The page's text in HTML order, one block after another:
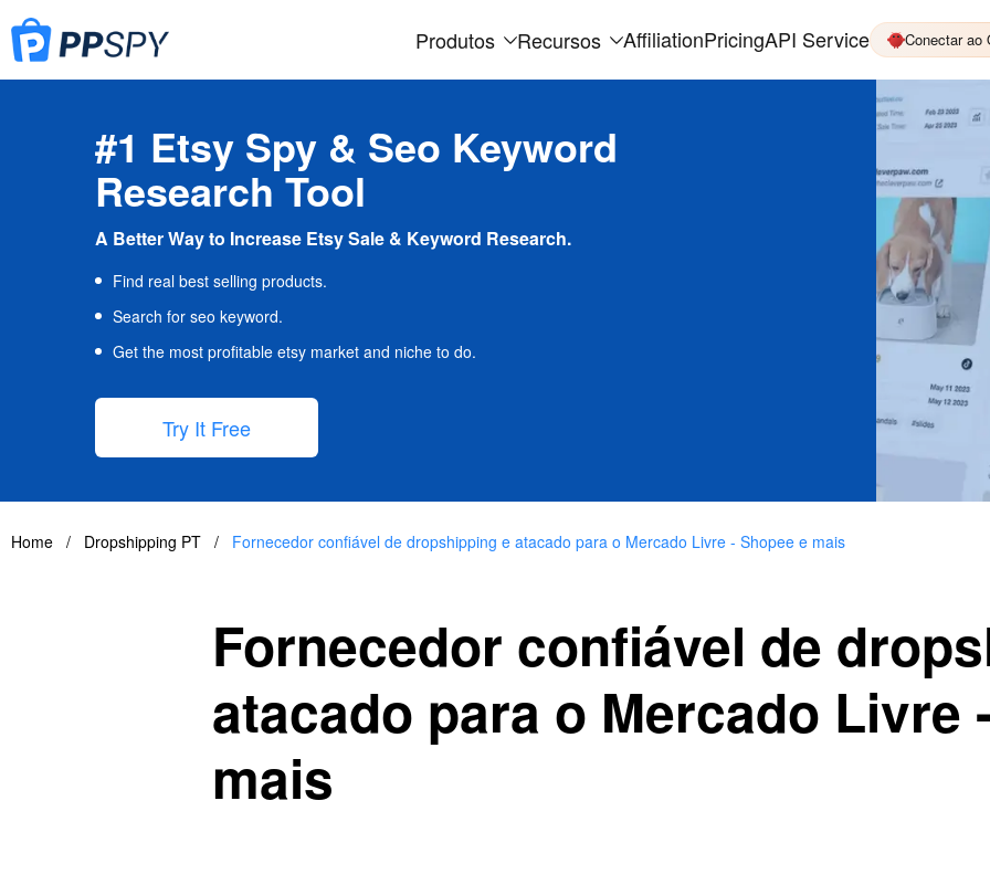
Produtos Recursos AffiliationPricingAPI Service Conectar ao
#1 Etsy Spy & Seo Keyword
Research Tool
A Better Way to Increase Etsy Sale & Keyword Research.
Find real best selling products.
Search for seo keyword.
Get the most profitable etsy market and niche to do.
Try It Free
Home / Dropshipping PT / Fornecedor confiável de dropshipping e atacado para o Mercado Livre - Shopee e mais
Fornecedor confiável de
atacado para o Mercado Livre
mais